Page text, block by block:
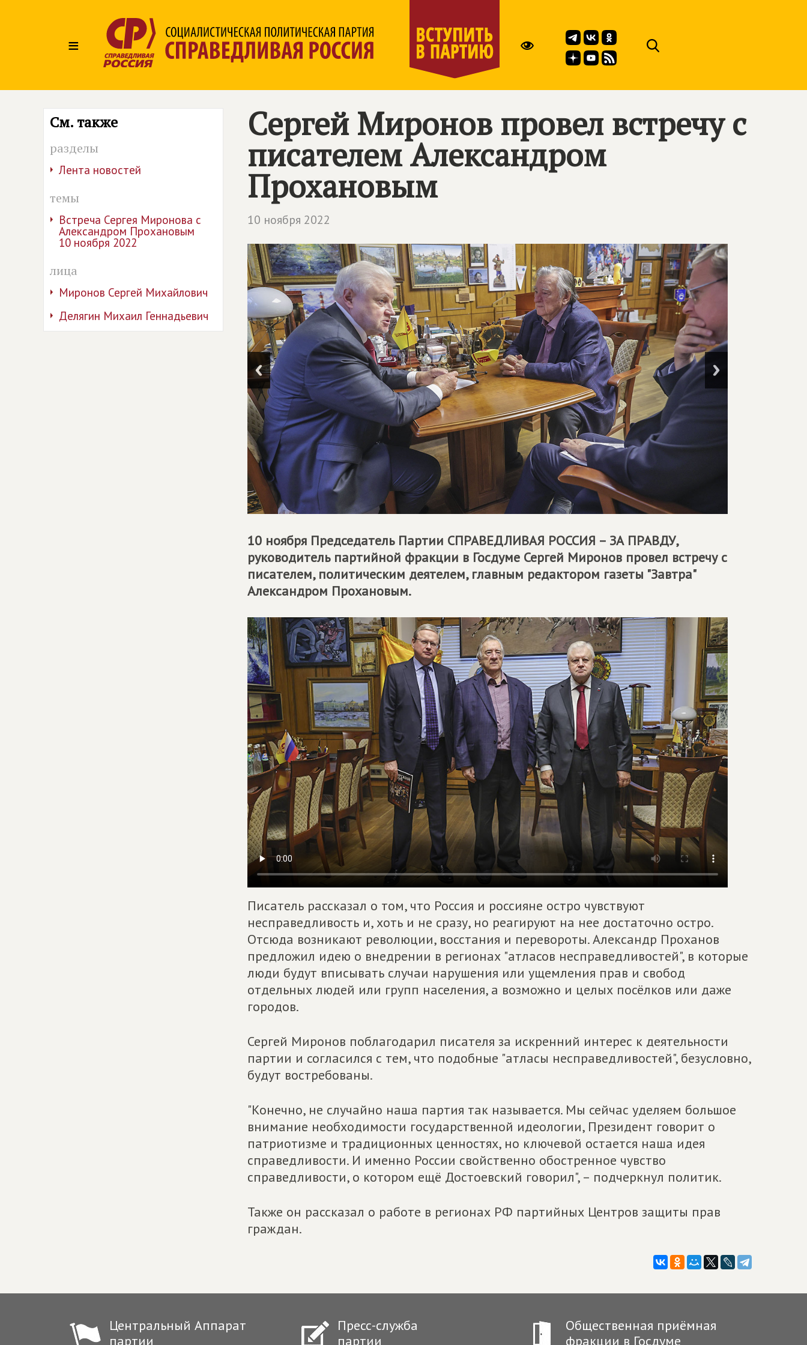
≡
См. также
разделы
Лента новостей
темы
Встреча Сергея Миронова с
Александром Прохановым
10 ноября 2022
лица
Миронов Сергей Михайлович
Делягин Михаил Геннадьевич
Сергей Миронов провел встречу с
писателем Александром
Прохановым
10 ноября 2022
10 ноября Председатель Партии СПРАВЕДЛИВАЯ РОССИЯ – ЗА ПРАВДУ,
руководитель партийной фракции в Госдуме Сергей Миронов провел встречу с
писателем, политическим деятелем, главным редактором газеты "Завтра"
Александром Прохановым.
Писатель рассказал о том, что Россия и россияне остро чувствуют
несправедливость и, хоть и не сразу, но реагируют на нее достаточно остро.
Отсюда возникают революции, восстания и перевороты. Александр Проханов
предложил идею о внедрении в регионах "атласов несправедливостей", в которые
люди будут вписывать случаи нарушения или ущемления прав и свобод
отдельных людей или групп населения, а возможно и целых посёлков или даже
городов.
Сергей Миронов поблагодарил писателя за искренний интерес к деятельности
партии и согласился с тем, что подобные "атласы несправедливостей", безусловно,
будут востребованы.
"Конечно, не случайно наша партия так называется. Мы сейчас уделяем большое
внимание необходимости государственной идеологии, Президент говорит о
патриотизме и традиционных ценностях, но ключевой остается наша идея
справедливости. И именно России свойственно обостренное чувство
справедливости, о котором ещё Достоевский говорил", – подчеркнул политик.
Также он рассказал о работе в регионах РФ партийных Центров защиты прав
граждан.
Центральный Аппарат
партии
Пресс-служба
партии
Общественная приёмная
фракции в Госдуме